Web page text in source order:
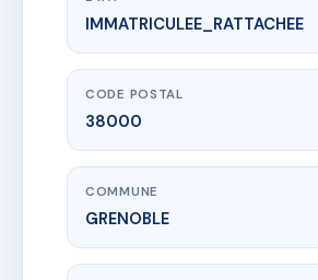
www.vme.plus/AC6805469
7 Strasbourg
7 r de strasbourg
IMMATRICULEE_RATTACHEE
CODE POSTAL
38000
COMMUNE
GRENOBLE